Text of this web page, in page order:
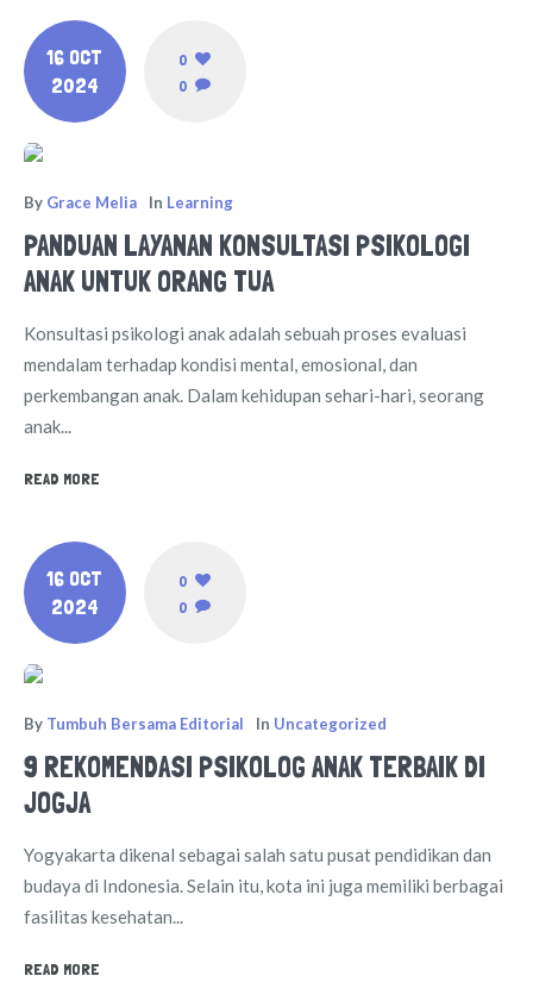
16 OCT
2024
0
0
By Grace Melia In Learning
PANDUAN LAYANAN KONSULTASI PSIKOLOGI
ANAK UNTUK ORANG TUA
Konsultasi psikologi anak adalah sebuah proses evaluasi
mendalam terhadap kondisi mental, emosional, dan
perkembangan anak. Dalam kehidupan sehari-hari, seorang
anak...
READ MORE
16 OCT
2024
0
0
By Tumbuh Bersama Editorial In Uncategorized
9 REKOMENDASI PSIKOLOG ANAK TERBAIK DI
JOGJA
Yogyakarta dikenal sebagai salah satu pusat pendidikan dan
budaya di Indonesia. Selain itu, kota ini juga memiliki berbagai
fasilitas kesehatan...
READ MORE